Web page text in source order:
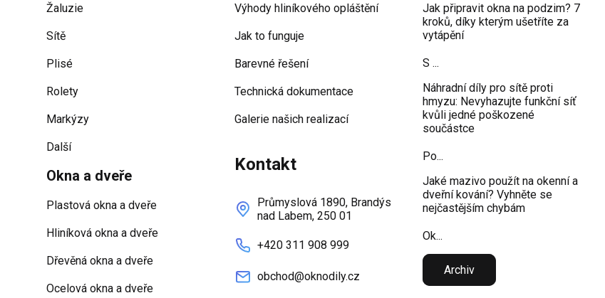
Žaluzie
Sítě
Plisé
Rolety
Markýzy
Další
Okna a dveře
Plastová okna a dveře
Hliníková okna a dveře
Dřevěná okna a dveře
Ocelová okna a dveře
Výhody hliníkového opláštění
Jak to funguje
Barevné řešení
Technická dokumentace
Galerie našich realizací
Kontakt
Průmyslová 1890, Brandýs
nad Labem, 250 01
+420 311 908 999
obchod@oknodily.cz
Jak připravit okna na podzim? 7
kroků, díky kterým ušetříte za
vytápění
S ...
Náhradní díly pro sítě proti
hmyzu: Nevyhazujte funkční síť
kvůli jedné poškozené
součástce
Po...
Jaké mazivo použít na okenní a
dveřní kování? Vyhněte se
nejčastějším chybám
Ok...
Archiv